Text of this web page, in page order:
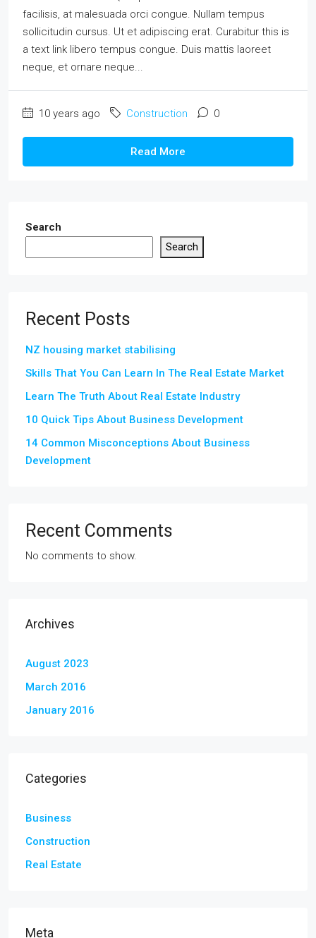
facilisis, at malesuada orci congue. Nullam tempus
sollicitudin cursus. Ut et adipiscing erat. Curabitur this is
a text link libero tempus congue. Duis mattis laoreet
neque, et ornare neque...
10 years ago Construction 0
Read More
Search
Search
Recent Posts
NZ housing market stabilising
Skills That You Can Learn In The Real Estate Market
Learn The Truth About Real Estate Industry
10 Quick Tips About Business Development
14 Common Misconceptions About Business
Development
Recent Comments
No comments to show.
Archives
August 2023
March 2016
January 2016
Categories
Business
Construction
Real Estate
Meta